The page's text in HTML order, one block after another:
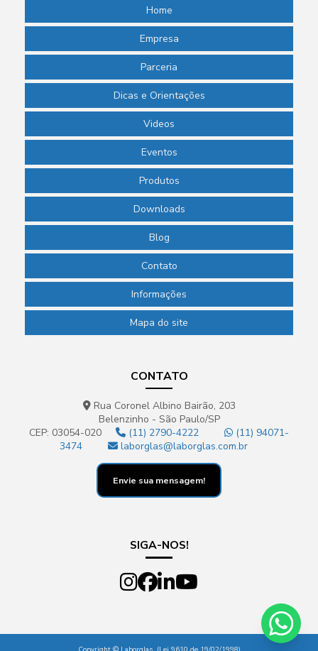
Home
Empresa
Parceria
Dicas e Orientações
Videos
Eventos
Produtos
Downloads
Blog
Contato
Informações
Mapa do site
CONTATO
Rua Coronel Albino Bairão, 203
Belenzinho - São Paulo/SP
CEP: 03054-020
(11) 2790-4222
(11) 94071-
3474
laborglas@laborglas.com.br
Envie sua mensagem!
SIGA-NOS!